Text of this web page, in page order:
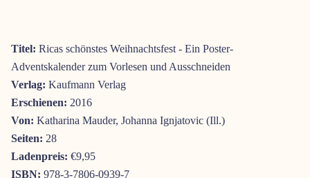
Titel: Ricas schönstes Weihnachtsfest - Ein Poster-
Adventskalender zum Vorlesen und Ausschneiden
Verlag: Kaufmann Verlag
Erschienen: 2016
Von: Katharina Mauder, Johanna Ignjatovic (Ill.)
Seiten: 28
Ladenpreis: €9,95
ISBN: 978-3-7806-0939-7